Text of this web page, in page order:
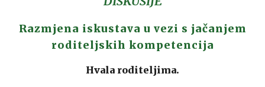
Razmjena iskustava u vezi s jačanjem
roditeljskih kompetencija
Hvala roditeljima.